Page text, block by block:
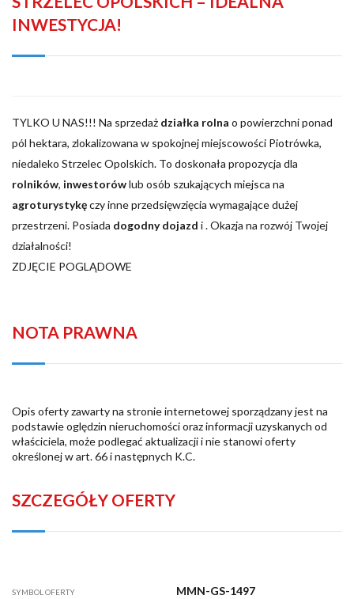
INWESTYCJA!
TYLKO U NAS!!! Na sprzedaż działka rolna o powierzchni ponad
pól hektara, zlokalizowana w spokojnej miejscowości Piotrówka,
niedaleko Strzelec Opolskich. To doskonała propozycja dla
rolników, inwestorówlub osób szukających miejsca na
agroturystykęczy inne przedsięwzięcia wymagające dużej
przestrzeni. Posiada dogodny dojazd i . Okazja na rozwój Twojej
działalności!
ZDJĘCIE POGLĄDOWE
NOTA PRAWNA
Opis oferty zawarty na stronie internetowej sporządzany jest na
podstawie oględzin nieruchomości oraz informacji uzyskanych od
właściciela, może podlegać aktualizacji i nie stanowi oferty
określonej w art. 66 i następnych K.C.
SZCZEGÓŁY OFERTY
SYMBOL OFERTY MMN-GS-1497